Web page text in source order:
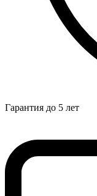
Гарантия до 5 лет